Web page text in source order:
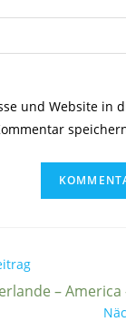
und Website in
–